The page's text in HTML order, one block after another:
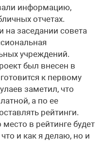
информацию,
отчетах.
на заседании совета
учреждений.
был внесен в
к первому
заметил, что
а по ее
рейтинги.
в рейтинге будет
и как я делаю, но и